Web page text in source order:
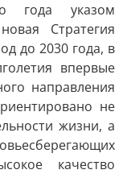
года указом
Стратегия
до 2030 года, в
впервые
направления
не
жизни, а
качество